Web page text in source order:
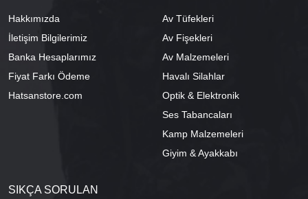
Hakkımızda
İletişim Bilgilerimiz
Banka Hesaplarımız
Fiyat Farkı Ödeme
Hatsanstore.com
Av Tüfekleri
Av Fişekleri
Av Malzemeleri
Havalı Silahlar
Optik & Elektronik
Ses Tabancaları
Kamp Malzemeleri
Giyim & Ayakkabı
SIKÇA SORULAN